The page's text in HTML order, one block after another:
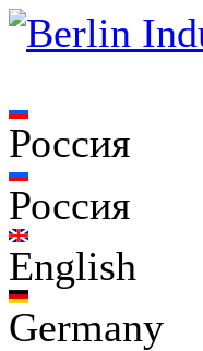
Россия
Россия
English
Germany